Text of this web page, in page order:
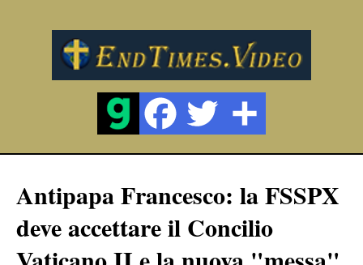
Antipapa Francesco: la FSSPX
deve accettare il Concilio